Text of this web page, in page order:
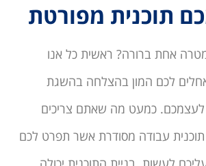
תוכנית מפורטת
אחת ברורה? ראשית כל אנו
לכם המון בהצלחה בהשגת
כמעט מה שאתם צריכים
עבודה מסודרת אשר תפרט לכם